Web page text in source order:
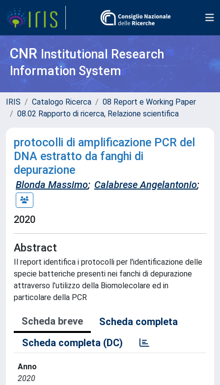
CNR Institutional Research
Information System
IRIS Catalogo Ricerca
08 Report e Working Paper
08.02 Rapporto di ricerca, Relazione scientifica
protocolli di amplificazione PCR del
DNA estratto da fanghi di
depurazione
Blonda Massimo; Calabrese Angelantonio;
2020
Abstract
Il report identifica i protocolli per l'identificazione delle
specie batteriche presenti nei fanchi di depurazione
attraverso l'utilizzo della Biomolecolare ed in
particolare della PCR
Scheda breve
Scheda completa
Scheda completa (DC)
Anno
2020